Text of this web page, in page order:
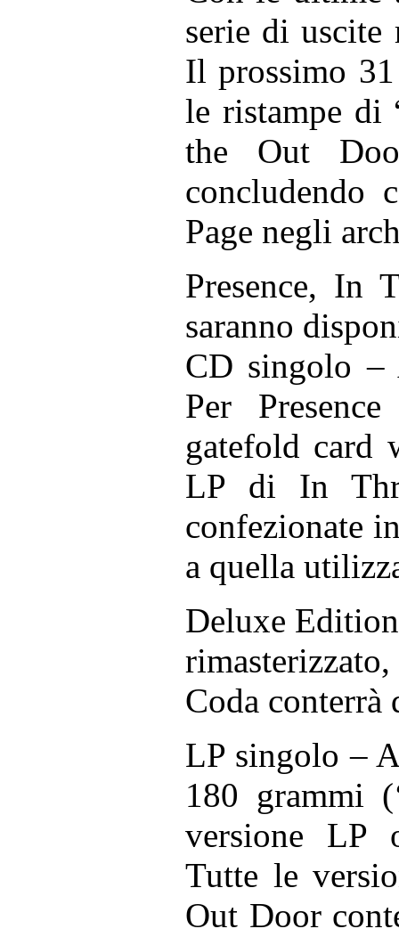
serie di uscite
Il prossimo
le ristampe di
the Out
concludendo
Page negli
Presence, In
saranno
CD singolo –
Per
gatefold card
LP di In
confezionate
a quella
Deluxe
Coda
LP singolo –
180 grammi
versione LP
Tutte le
Out Door